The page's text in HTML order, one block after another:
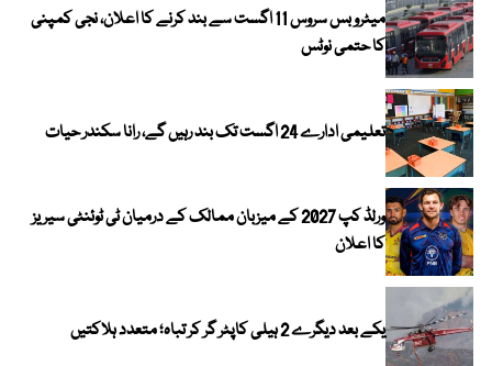
میٹرو بس سروس 11 اگست سے بند کرنے کا اعلان، نجی کمپنی
کا حتمی نوٹس
تعلیمی ادارے 24 اگست تک بند رہیں گے، رانا سکندر حیات
ورلڈ کپ 2027 کے میزبان ممالک کے درمیان ٹی ٹوئنٹی سیریز
کا اعلان
یکے بعد دیگرے 2 ہیلی کاپٹر گر کر تباہ؛ متعدد ہلاکتیں